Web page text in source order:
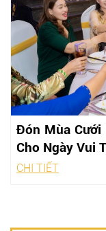
Đón Mùa Cưới
Cho Ngày Vui
CHI TIẾT